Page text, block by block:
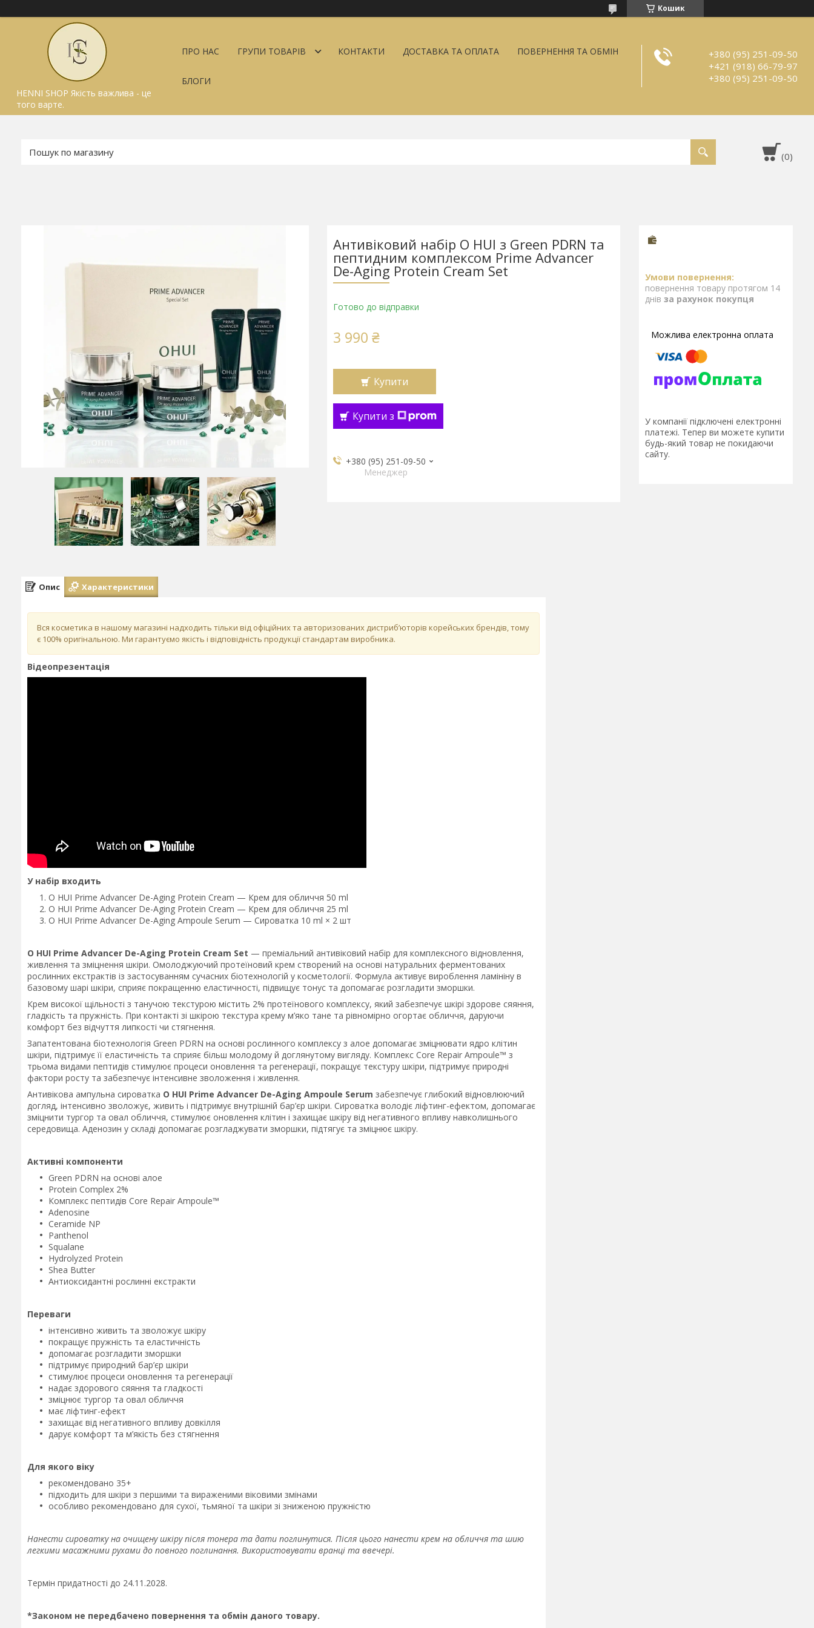
Кошик
HENNI SHOP Якість важлива - це
того варте.
ПРО НАС ГРУПИ ТОВАРІВ КОНТАКТИ ДОСТАВКА ТА ОПЛАТА ПОВЕРНЕННЯ ТА ОБМІН
БЛОГИ
+380 (95) 251-09-50
+421 (918) 66-79-97
+380 (95) 251-09-50
Антивіковий набір O HUI з Green PDRN та
пептидним комплексом Prime Advancer
De-Aging Protein Cream Set
Готово до відправки
3 990 ₴
Купити
Купити з
+380 (95) 251-09-50
Менеджер
повернення товару протягом 14
днів за рахунок покупця
У компанії підключені електронні
платежі. Тепер ви можете купити
будь-який товар не покидаючи
сайту.
Опис Характеристики
Вся косметика в нашому магазині надходить тільки від офіційних та авторизованих дистриб’юторів корейських брендів, тому
є 100% оригінальною. Ми гарантуємо якість і відповідність продукції стандартам виробника.
Відеопрезентація
У набір входить
O HUI Prime Advancer De-Aging Protein Cream — Крем для обличчя 50 ml
O HUI Prime Advancer De-Aging Protein Cream — Крем для обличчя 25 ml
O HUI Prime Advancer De-Aging Ampoule Serum — Сироватка 10 ml × 2 шт
O HUI Prime Advancer De-Aging Protein Cream Set — преміальний антивіковий набір для комплексного відновлення,
живлення та зміцнення шкіри. Омолоджуючий протеїновий крем створений на основі натуральних ферментованих
рослинних екстрактів із застосуванням сучасних біотехнологій у косметології. Формула активує вироблення ламініну в
базовому шарі шкіри, сприяє покращенню еластичності, підвищує тонус та допомагає розгладити зморшки.
Крем високої щільності з танучою текстурою містить 2% протеїнового комплексу, який забезпечує шкірі здорове сяяння,
гладкість та пружність. При контакті зі шкірою текстура крему м’яко тане та рівномірно огортає обличчя, даруючи
комфорт без відчуття липкості чи стягнення.
Запатентована біотехнологія Green PDRN на основі рослинного комплексу з алое допомагає зміцнювати ядро клітин
шкіри, підтримує її еластичність та сприяє більш молодому й доглянутому вигляду. Комплекс Core Repair Ampoule™ з
трьома видами пептидів стимулює процеси оновлення та регенерації, покращує текстуру шкіри, підтримує природні
фактори росту та забезпечує інтенсивне зволоження і живлення.
Антивікова ампульна сироватка O HUI Prime Advancer De-Aging Ampoule Serum забезпечує глибокий відновлюючий
догляд, інтенсивно зволожує, живить і підтримує внутрішній бар’єр шкіри. Сироватка володіє ліфтинг-ефектом, допомагає
зміцнити тургор та овал обличчя, стимулює оновлення клітин і захищає шкіру від негативного впливу навколишнього
середовища. Аденозин у складі допомагає розгладжувати зморшки, підтягує та зміцнює шкіру.
Активні компоненти
Green PDRN на основі алое
Protein Complex 2%
Комплекс пептидів Core Repair Ampoule™
Adenosine
Ceramide NP
Panthenol
Squalane
Hydrolyzed Protein
Shea Butter
Антиоксидантні рослинні екстракти
Переваги
інтенсивно живить та зволожує шкіру
покращує пружність та еластичність
допомагає розгладити зморшки
підтримує природний бар’єр шкіри
стимулює процеси оновлення та регенерації
надає здорового сяяння та гладкості
зміцнює тургор та овал обличчя
має ліфтинг-ефект
захищає від негативного впливу довкілля
дарує комфорт та м’якість без стягнення
Для якого віку
рекомендовано 35+
підходить для шкіри з першими та вираженими віковими змінами
особливо рекомендовано для сухої, тьмяної та шкіри зі зниженою пружністю
Нанести сироватку на очищену шкіру після тонера та дати поглинутися. Після цього нанести крем на обличчя та шию
легкими масажними рухами до повного поглинання. Використовувати вранці та ввечері.
Термін придатності до 24.11.2028.
*Законом не передбачено повернення та обмін даного товару.